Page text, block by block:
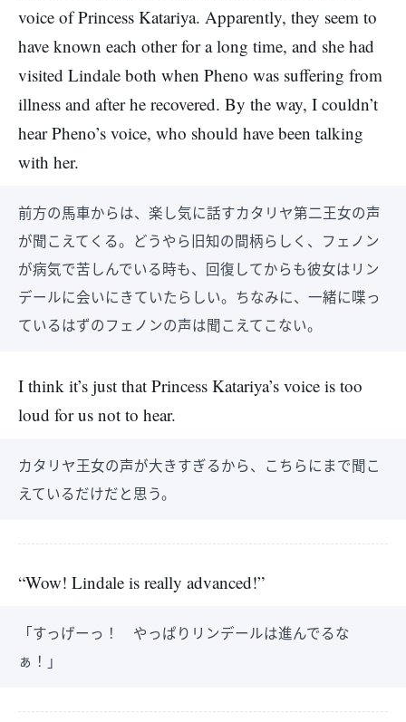
voice of Princess Katariya. Apparently, they seem to
have known each other for a long time, and she had
visited Lindale both when Pheno was suffering from
illness and after he recovered. By the way, I couldn’t
hear Pheno’s voice, who should have been talking
with her.
前方の馬車からは、楽し気に話すカタリヤ第二王女の声
が聞こえてくる。どうやら旧知の間柄らしく、フェノン
が病気で苦しんでいる時も、回復してからも彼女はリン
デールに会いにきていたらしい。ちなみに、一緒に喋っ
ているはずのフェノンの声は聞こえてこない。
I think it’s just that Princess Katariya’s voice is too
loud for us not to hear.
カタリヤ王女の声が大きすぎるから、こちらにまで聞こ
えているだけだと思う。
“Wow! Lindale is really advanced!”
「すっげーっ！ やっぱりリンデールは進んでるな
ぁ！」